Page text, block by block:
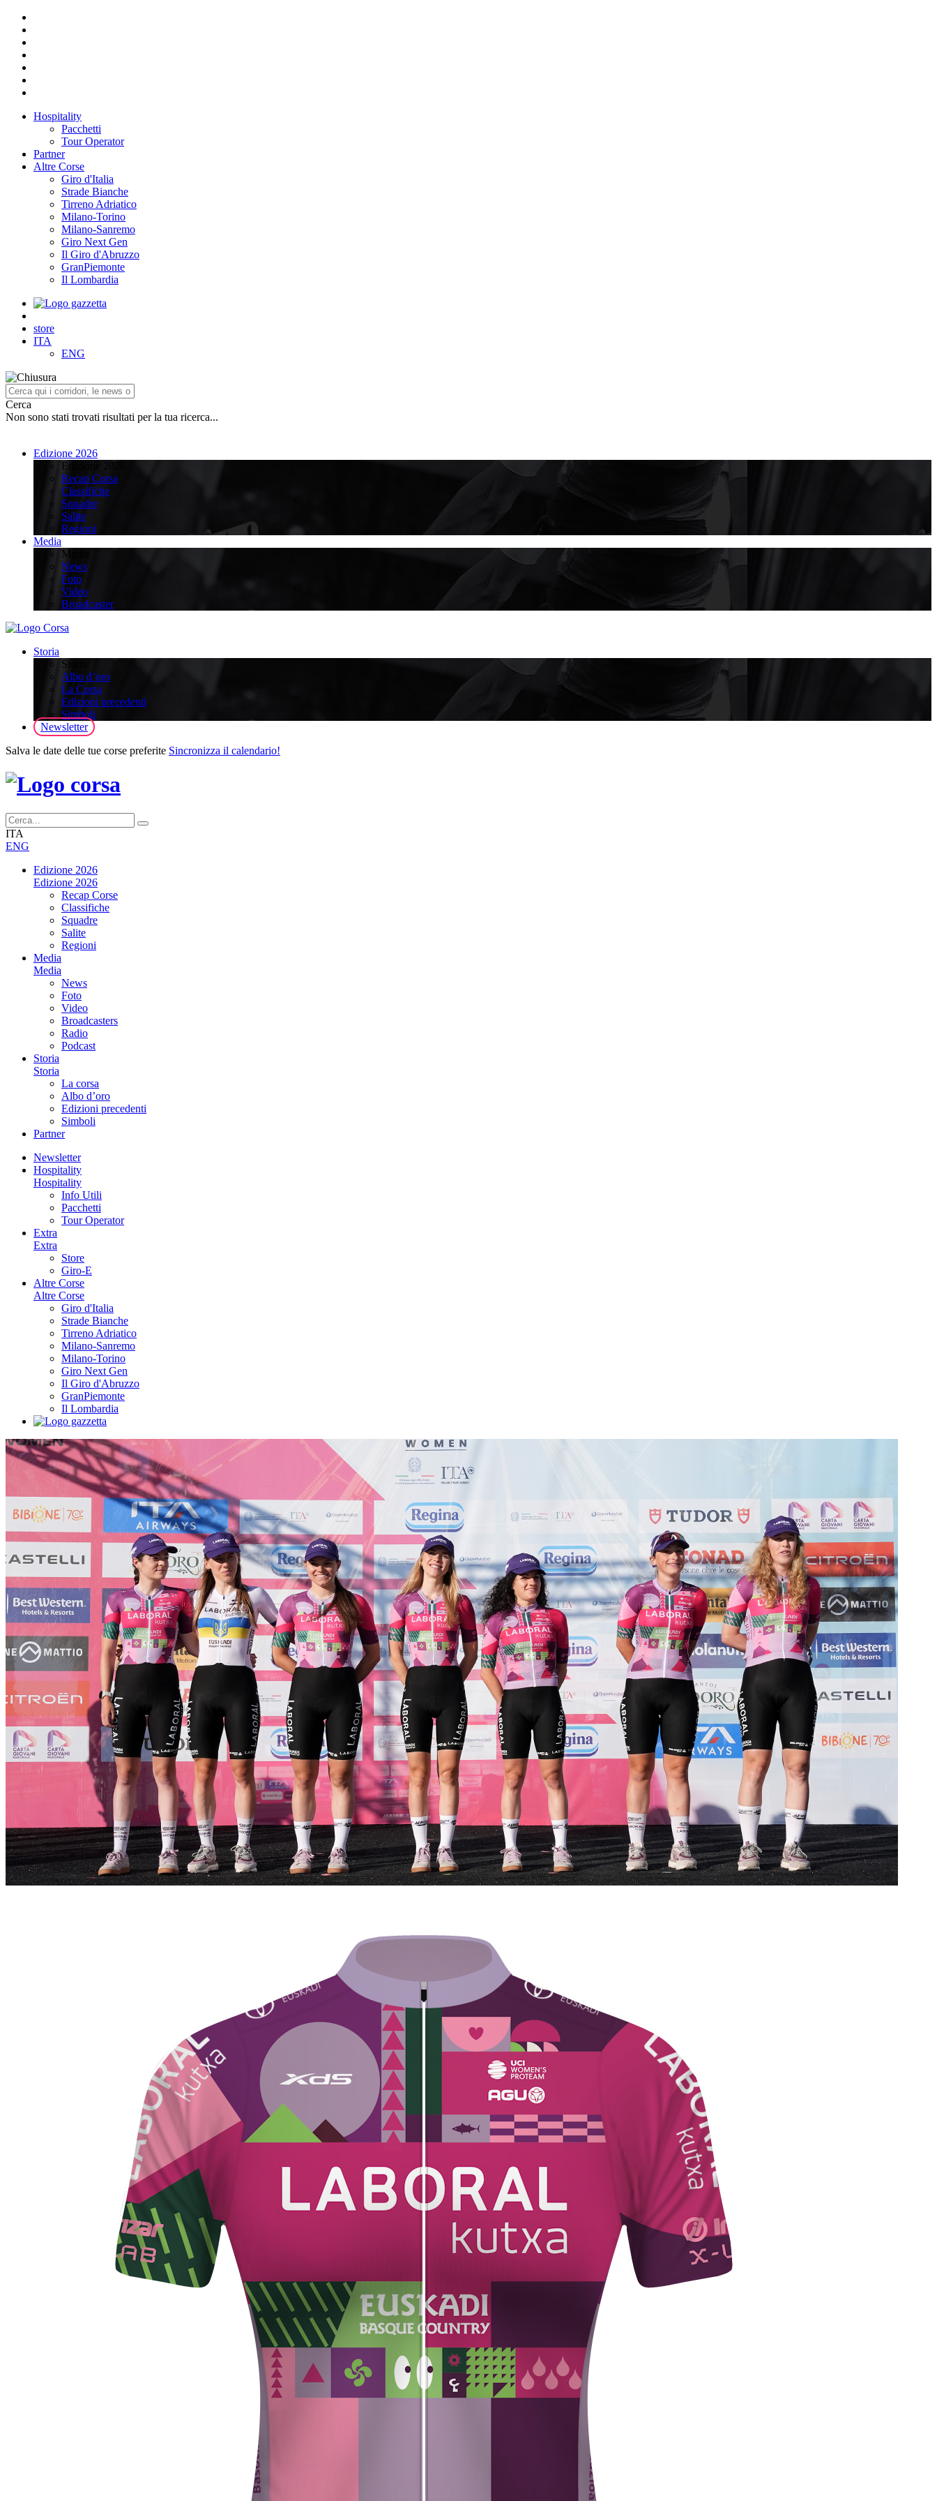
Hospitality
Pacchetti
Tour Operator
Partner
Altre Corse
Giro d'Italia
Strade Bianche
Tirreno Adriatico
Milano-Torino
Milano-Sanremo
Giro Next Gen
Il Giro d'Abruzzo
GranPiemonte
Il Lombardia
store
ITA
ENG
Cerca
Non sono stati trovati risultati per la tua ricerca...
Edizione 2026
Edizione 2026
Recap Corsa
Classifiche
Squadre
Salite
Regioni
Media
Media
News
Foto
Video
Broadcaster
Storia
Storia
Albo d’oro
La Corsa
Edizioni precedenti
Simboli
Newsletter
Salva le date delle tue corse preferite Sincronizza il calendario!
ITA
ENG
Edizione 2026
Edizione 2026
Recap Corse
Classifiche
Squadre
Salite
Regioni
Media
Media
News
Foto
Video
Broadcasters
Radio
Podcast
Storia
Storia
La corsa
Albo d’oro
Edizioni precedenti
Simboli
Partner
Newsletter
Hospitality
Hospitality
Info Utili
Pacchetti
Tour Operator
Extra
Extra
Store
Giro-E
Altre Corse
Altre Corse
Giro d'Italia
Strade Bianche
Tirreno Adriatico
Milano-Sanremo
Milano-Torino
Giro Next Gen
Il Giro d'Abruzzo
GranPiemonte
Il Lombardia